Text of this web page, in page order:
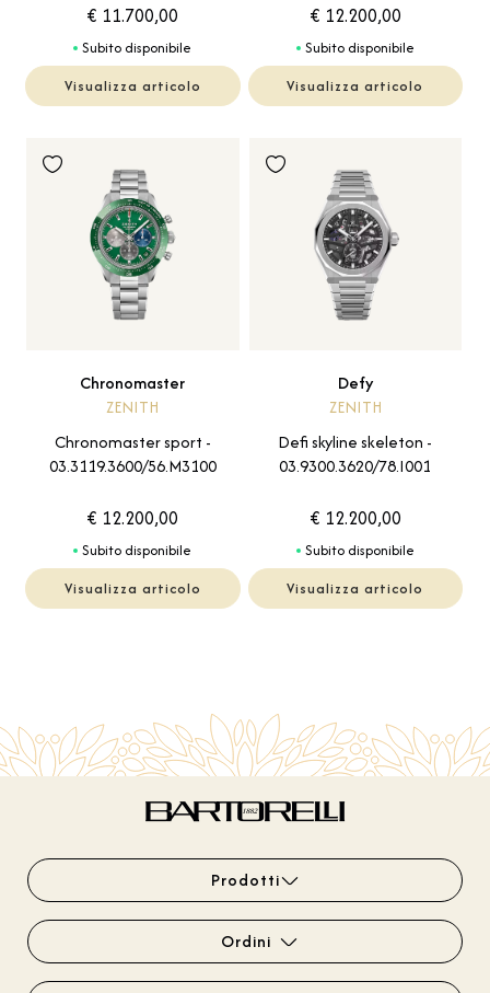
€ 11.700,00
Subito disponibile
Visualizza articolo
€ 12.200,00
Subito disponibile
Visualizza articolo
Chronomaster
ZENITH
Chronomaster sport -
03.3119.3600/56.M3100
€ 12.200,00
Subito disponibile
Visualizza articolo
Defy
ZENITH
Defi skyline skeleton -
03.9300.3620/78.I001
€ 12.200,00
Subito disponibile
Visualizza articolo
Prodotti
Ordini